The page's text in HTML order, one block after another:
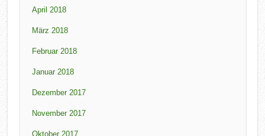
April 2018
März 2018
Februar 2018
Januar 2018
Dezember 2017
November 2017
Oktober 2017